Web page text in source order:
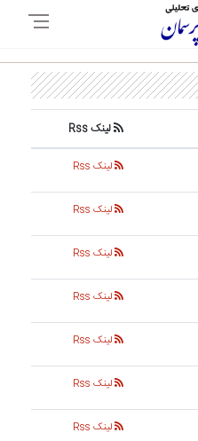
لینک Rss
لینک Rss
لینک Rss
لینک Rss
لینک Rss
لینک Rss
لینک Rss
لینک Rss